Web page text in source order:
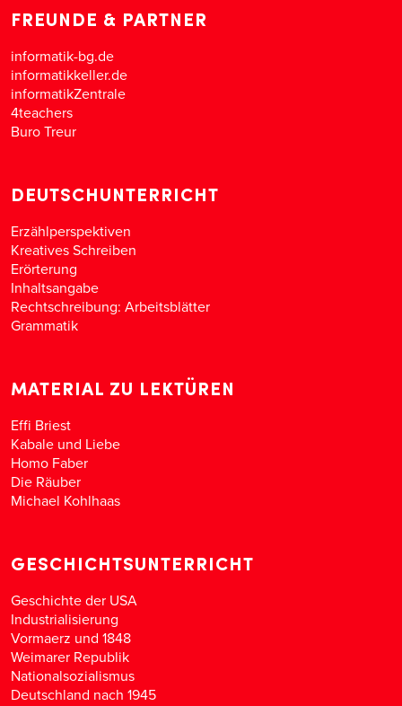
FREUNDE & PARTNER
informatik-bg.de
informatikkeller.de
informatikZentrale
4teachers
Buro Treur
DEUTSCHUNTERRICHT
Erzählperspektiven
Kreatives Schreiben
Erörterung
Inhaltsangabe
Rechtschreibung: Arbeitsblätter
Grammatik
MATERIAL ZU LEKTÜREN
Effi Briest
Kabale und Liebe
Homo Faber
Die Räuber
Michael Kohlhaas
GESCHICHTSUNTERRICHT
Geschichte der USA
Industrialisierung
Vormaerz und 1848
Weimarer Republik
Nationalsozialismus
Deutschland nach 1945